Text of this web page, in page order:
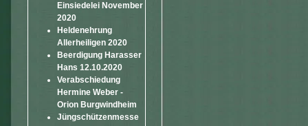
Einsiedelei November
2020
Heldenehrung
Allerheiligen 2020
Beerdigung Harasser
Hans 12.10.2020
Verabschiedung
Hermine Weber -
Orion Burgwindheim
Jüngschützenmesse